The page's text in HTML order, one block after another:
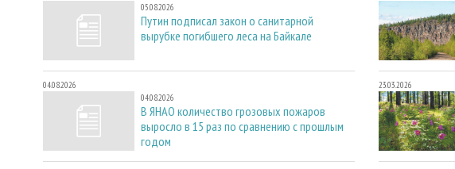
05.08.2026
Путин подписал закон о санитарной
вырубке погибшего леса на Байкале
04.08.2026
04.08.2026
В ЯНАО количество грозовых пожаров
выросло в 15 раз по сравнению с прошлым
годом
23.03.2026